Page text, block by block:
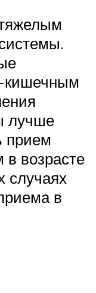
кишечным
лучше
прием
в возрасте
случаях
в